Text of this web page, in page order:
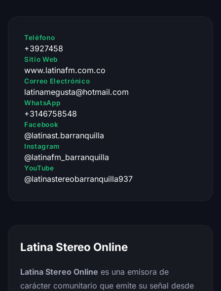
Teléfono
+3927458
Sitio Web
www.latinafm.com.co
Correo Electrónico
latinamegusta@hotmail.com
WhatsApp
+3146758548
Facebook
@latinast.barranquilla
Instagram
@latinafm_barranquilla
YouTube
@latinastereobarranquilla937
Latina Stereo Online
Latina Stereo Online es una emisora de
carácter comunitario que emite su señal desde